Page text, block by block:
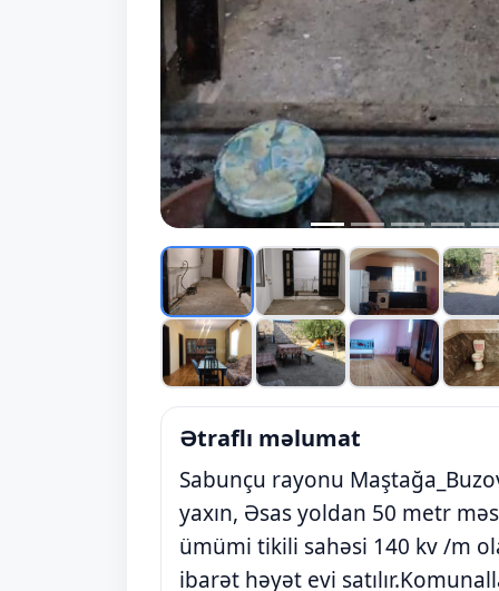
Ətraflı məlumat
Sabunçu rayonu
yaxın, Əsas yoldan 50 metr
ümümi tikili sahəsi 140 kv /m
ibarət həyət evi